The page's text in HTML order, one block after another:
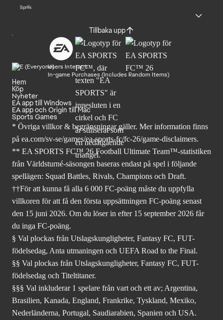
Språk
Tillbaka upp
Users Interact
In-game Purchases (Includes Random Items)
Hem
Köp
Nyheter
EA app till Windows
EA app och Origin till Mac
Sports Games
* Övriga villkor & begränsningar gäller. Merinformation finns
på ea.com/sv-se/games/ea-sports-fc/fc-26/game-disclaimers.
** EA SPORTS FC™ 26 Football Ultimate Team™-statistiken
från Världsturné-säsongen baseras endast på spel i följande
spellägen: Squad Battles, Rivals, Champions och Draft.
††För att kunna få alla 6 000 FC-poäng måste du uppfylla
villkoren för att få den första uppsättningen FC-poäng senast
den 15 juni 2026. Om du löser in efter 15 september 2026 får
du inga FC-poäng.
§ Val plockas från Utslagskungligheter, Fantasy FC, FUT-
födelsedag, Anta utmaningen och UEFA Road to the Final.
§§ Val plockas från Utslagskungligheter, Fantasy FC, FUT-
födelsedag och Titeltitaner.
§§§ Val inkluderar 1 spelare från vart och ett av; Argentina,
Brasilien, Kanada, England, Frankrike, Tyskland, Mexiko,
Nederländerna, Portugal, Saudiarabien, Spanien och USA.